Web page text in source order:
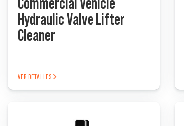
Commercial Vehicle
Hydraulic Valve Lifter
Cleaner
VER DETALLES